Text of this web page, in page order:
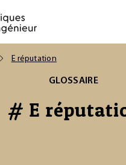
E réputation
GLOSSAIRE
# E